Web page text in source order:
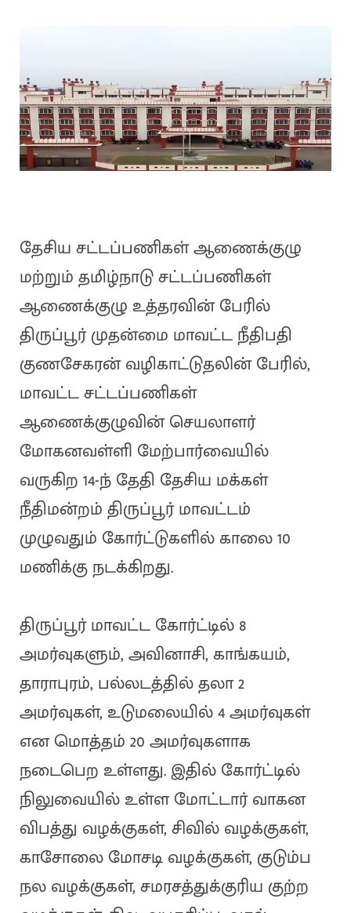
தேசிய சட்டப்பணிகள் ஆணைக்குழு
மற்றும் தமிழ்நாடு சட்டப்பணிகள்
ஆணைக்குழு உத்தரவின் பேரில்
திருப்பூர் முதன்மை மாவட்ட நீதிபதி
குணசேகரன் வழிகாட்டுதலின் பேரில்,
மாவட்ட சட்டப்பணிகள்
ஆணைக்குழுவின் செயலாளர்
மோகனவள்ளி மேற்பார்வையில்
வருகிற 14-ந் தேதி தேசிய மக்கள்
நீதிமன்றம் திருப்பூர் மாவட்டம்
முழுவதும் கோர்ட்டுகளில் காலை 10
மணிக்கு நடக்கிறது.
திருப்பூர் மாவட்ட கோர்ட்டில் 8
அமர்வுகளும், அவினாசி, காங்கயம்,
தாராபுரம், பல்லடத்தில் தலா 2
அமர்வுகள், உடுமலையில் 4 அமர்வுகள்
என மொத்தம் 20 அமர்வுகளாக
நடைபெற உள்ளது. இதில் கோர்ட்டில்
நிலுவையில் உள்ள மோட்டார் வாகன
விபத்து வழக்குகள், சிவில் வழக்குகள்,
காசோலை மோசடி வழக்குகள், குடும்ப
நல வழக்குகள், சமரசத்துக்குரிய குற்ற